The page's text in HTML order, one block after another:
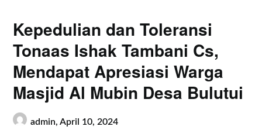
Kepedulian dan Toleransi
Tonaas Ishak Tambani Cs,
Mendapat Apresiasi Warga
Masjid Al Mubin Desa Bulutui
admin,April 10, 2024